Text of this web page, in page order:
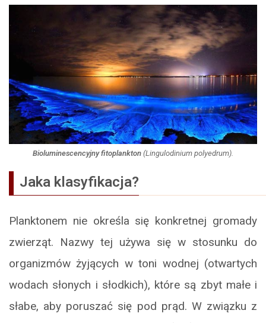
Bioluminescencyjny fitoplankton (Lingulodinium polyedrum).
Jaka klasyfikacja?
Planktonem nie określa się konkretnej gromady
zwierząt. Nazwy tej używa się w stosunku do
organizmów żyjących w toni wodnej (otwartych
wodach słonych i słodkich), które są zbyt małe i
słabe, aby poruszać się pod prąd. W związku z